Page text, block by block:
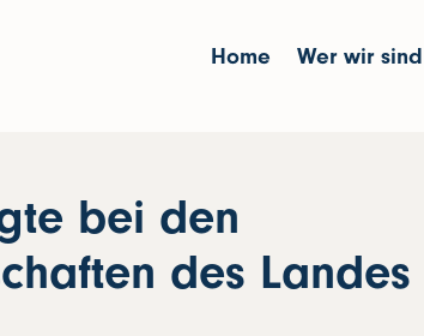
Home Wer wir sind
bei den
des Landes